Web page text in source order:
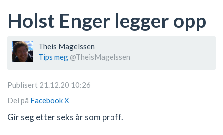
Holst Enger legger opp
Theis Magelssen
Tips meg @TheisMagelssen
Publisert 21.12.20 10:26
Del på FacebookX
Gir seg etter seks år som proff.